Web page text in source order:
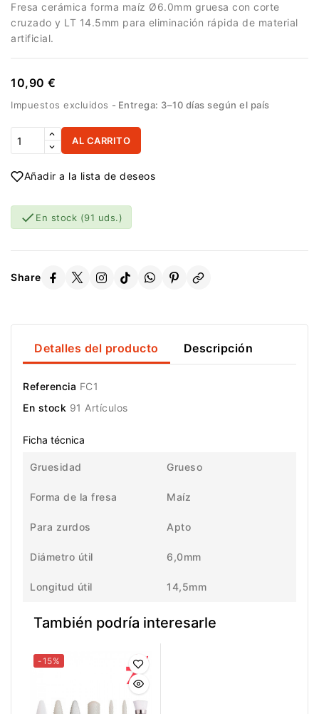
Fresa cerámica forma maíz Ø6.0mm gruesa con corte
cruzado y LT 14.5mm para eliminación rápida de material
artificial.
10,90 €
Impuestos excluidos Entrega: 3–10 días según el país
AL CARRITO
Añadir a la lista de deseos
 En stock (91 uds.)
Share
Detalles del producto Descripción
Referencia FC1
En stock 91 Artículos
Ficha técnica
Gruesidad Grueso
Forma de la fresa Maíz
Para zurdos Apto
Diámetro útil 6,0mm
Longitud útil 14,5mm
También podría interesarle
-15%